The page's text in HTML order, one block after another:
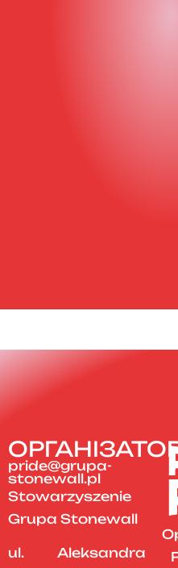
pride@grupa-
stonewall.pl
Stowarzyszenie
Grupa Stonewall
ul. Aleksandra